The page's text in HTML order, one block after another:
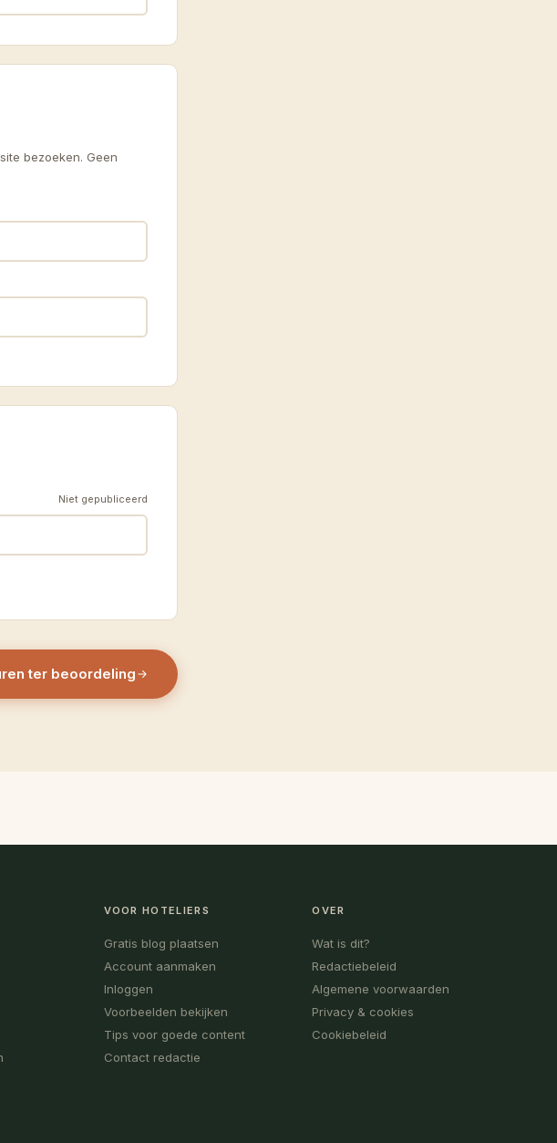
bezoeken. Geen
Niet gepubliceerd
ter beoordeling
VOOR HOTELIERS
Gratis blog plaatsen
Account aanmaken
Inloggen
Voorbeelden bekijken
Tips voor goede content
Contact redactie
OVER
Wat is dit?
Redactiebeleid
Algemene voorwaarden
Privacy & cookies
Cookiebeleid